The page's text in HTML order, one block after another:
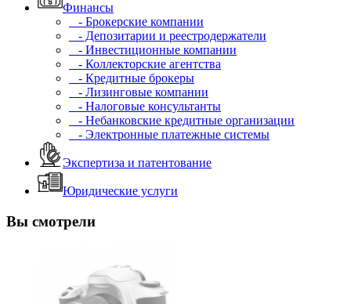
Финансы
- Брокерские компании
- Депозитарии и реестродержатели
- Инвестиционные компании
- Коллекторские агентства
- Кредитные брокеры
- Лизинговые компании
- Налоговые консультанты
- Небанковские кредитные организации
- Электронные платежные системы
Экспертиза и патентование
Юридические услуги
Вы смотрели